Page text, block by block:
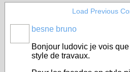
Load Previous
besne bruno
Bonjour ludovic je vois
style de travaux.